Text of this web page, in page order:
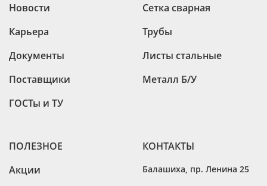
Новости
Карьера
Документы
Поставщики
ГОСТы и ТУ
Сетка сварная
Трубы
Листы стальные
Металл Б/У
ПОЛЕЗНОЕ
Акции
КОНТАКТЫ
Балашиха пр. Ленина 25